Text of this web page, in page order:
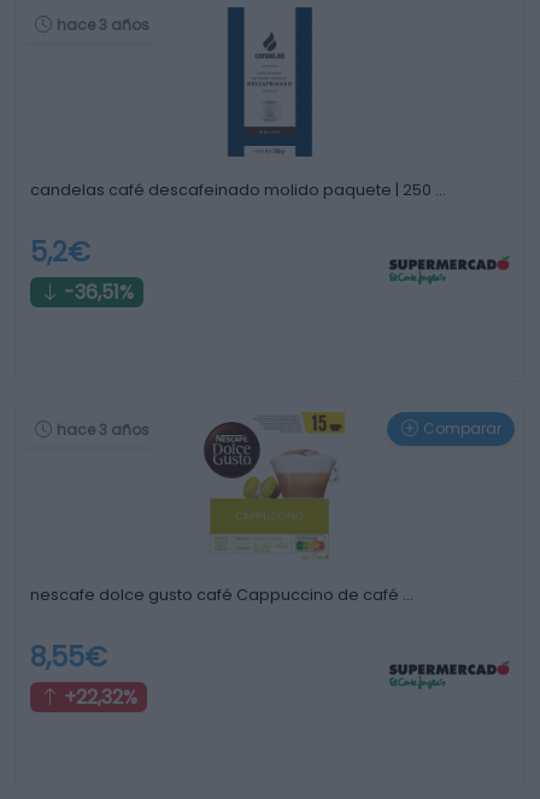
hace 3 años
candelas café descafeinado molido paquete | 250 …
5,2€
-36,51%
hace 3 años Comparar
nescafe dolce gusto café Cappuccino de café …
8,55€
+22,32%